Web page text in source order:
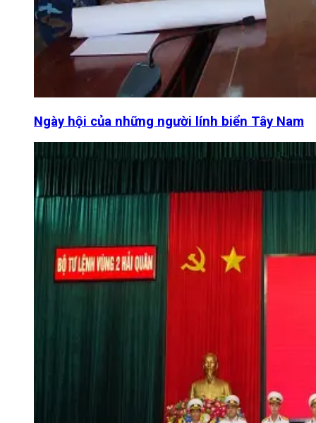
Ngày hội của những người lính biển Tây Nam